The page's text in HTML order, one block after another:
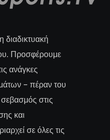
Προσφέρουμε
ανάγκες
– πέραν του
στις
και
σε όλες τις